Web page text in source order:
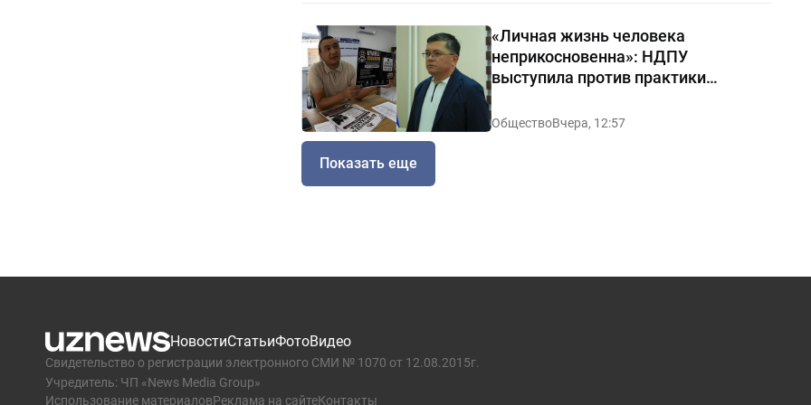
«Личная жизнь человека
неприкосновенна»: НДПУ
выступила против практики
«позорных домов и махаллей»
ОбществоВчера, 12:57
Показать еще
НовостиСтатьиФотоВидео
Свидетельство о регистрации электронного СМИ № 1070 от 12.08.2015г.
Учредитель: ЧП «News Media Group»
Использование материаловРеклама на сайтеКонтакты